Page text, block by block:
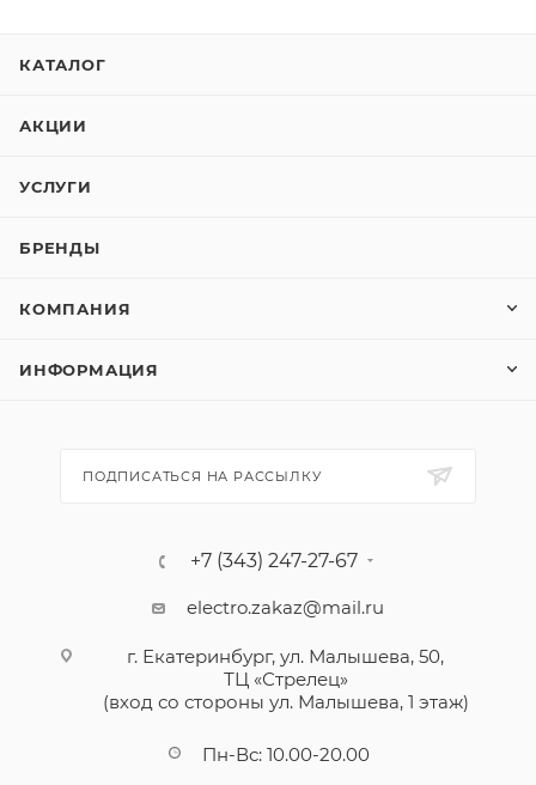
КАТАЛОГ
АКЦИИ
УСЛУГИ
БРЕНДЫ
КОМПАНИЯ
ИНФОРМАЦИЯ
ПОДПИСАТЬСЯ НА РАССЫЛКУ
+7 (343) 247-27-67
electro.zakaz@mail.ru
г. Екатеринбург, ул. Малышева, 50,
ТЦ «Стрелец»
(вход со стороны ул. Малышева, 1 этаж)
Пн-Вс: 10.00-20.00